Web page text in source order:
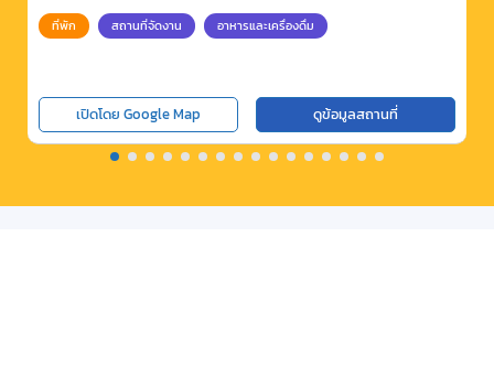
ที่พัก สถานที่จัดงาน อาหารและเครื่องดื่ม
เปิดโดย Google Map ดูข้อมูลสถานที่